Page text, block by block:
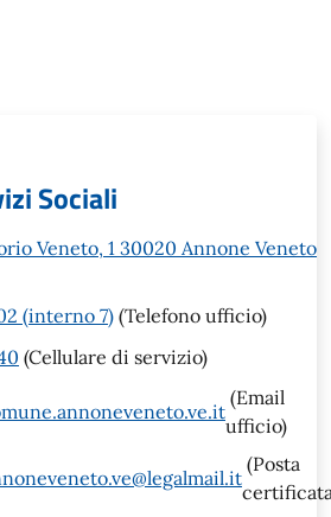
Sociali
Veneto, 1 30020 Annone Veneto
(interno 7)(Telefono ufficio)
(Cellulare di servizio)
(Email
ufficio)
(Posta